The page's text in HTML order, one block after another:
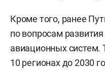
Кроме того, ранее
по вопросам
авиационных систем.
10 регионах до 2030